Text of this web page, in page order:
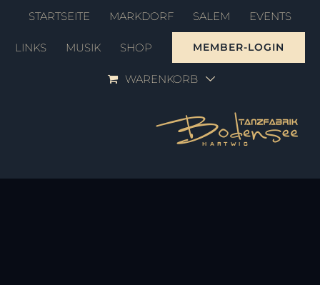
Zum
springen
STARTSEITE MARKDORF SALEM EVENTS
LINKS MUSIK SHOP MEMBER-LOGIN
WARENKORB